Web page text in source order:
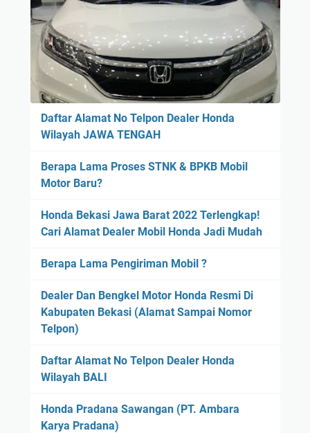
Daftar Alamat No Telpon Dealer Honda
Wilayah JAWA TENGAH
Berapa Lama Proses STNK & BPKB Mobil
Motor Baru?
Honda Bekasi Jawa Barat 2022 Terlengkap!
Cari Alamat Dealer Mobil Honda Jadi Mudah
Berapa Lama Pengiriman Mobil ?
Dealer Dan Bengkel Motor Honda Resmi Di
Kabupaten Bekasi (Alamat Sampai Nomor
Telpon)
Daftar Alamat No Telpon Dealer Honda
Wilayah BALI
Honda Pradana Sawangan (PT. Ambara
Karya Pradana)